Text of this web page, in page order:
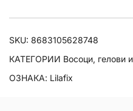
SKU: 8683105628748
КАТЕГОРИИ Восоци, гелови
ОЗНАКА: Lilafix